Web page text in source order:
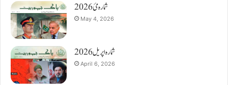
شمارہ مئ 2026
May 4, 2026
شمارہ اپریل 2026
April 6, 2026